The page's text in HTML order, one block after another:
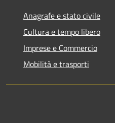
Anagrafe e stato civile
Cultura e tempo libero
Imprese e Commercio
Mobilità e trasporti